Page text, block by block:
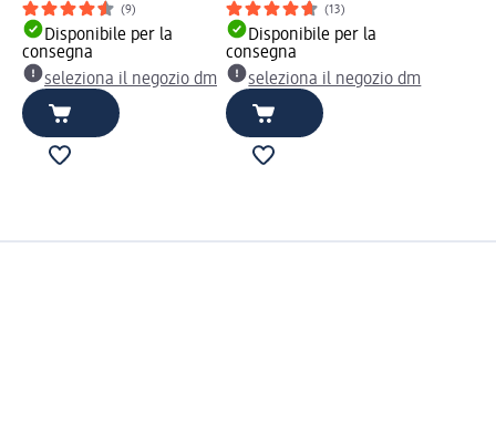
(9)
Disponibile per la
consegna
seleziona il negozio dm
(13)
Disponibile per la
consegna
seleziona il negozio dm